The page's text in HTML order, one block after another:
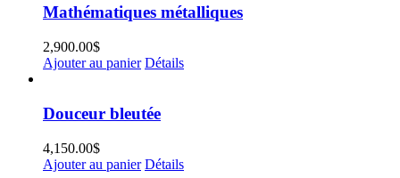
Mathématiques métalliques
2,900.00$
Ajouter au panier Détails
Douceur bleutée
4,150.00$
Ajouter au panier Détails